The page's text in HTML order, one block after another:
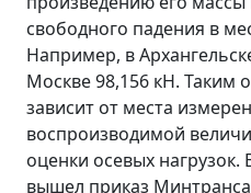
свободного падения в
Например, в
Москве 98,156 кН. Таким
зависит от места
воспроизводимой
оценки осевых
вышел приказ